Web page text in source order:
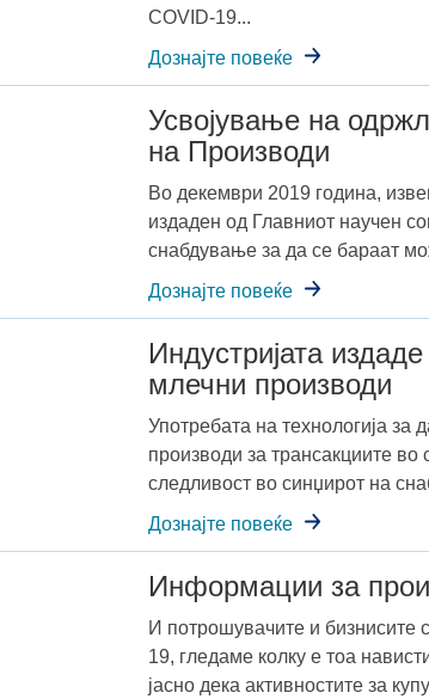
COVID-19...
Дознајте повеќе
Усвојување на
на Производи
Во декември 2019 година,
издаден од Главниот научен
снабдување за да се бараат
Дознајте повеќе
Индустријата
млечни производи
Употребата на технологија
производи за трансакциите
следливост во синџирот на
Дознајте повеќе
Информации за
И потрошувачите и бизнисите
19, гледаме колку е тоа
јасно дека активностите за